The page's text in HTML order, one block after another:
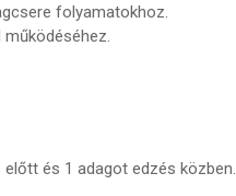
folyamatokhoz.
előtt és 1 adagot edzés közben.